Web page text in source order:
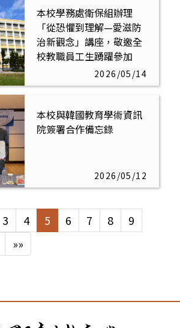
本校學務處衛保組辦理
「從恐懼到理解—愛滋防
治新觀念」講座，敬邀全
校教職員工生踴躍參加
2026/05/14
本校與韓國教育學術資訊
院簽署合作備忘錄
2026/05/12
3 4 5 6 7 8
9
»»